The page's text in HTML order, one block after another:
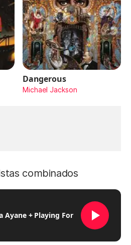
Dangerous
Michael Jackson
combinados
Ayane + Playing For